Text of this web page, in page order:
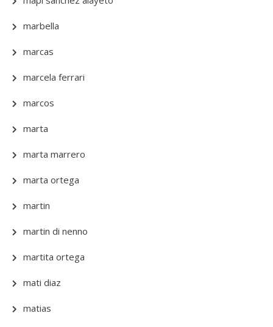
marbella
marcas
marcela ferrari
marcos
marta
marta marrero
marta ortega
martin
martin di nenno
martita ortega
mati diaz
matias